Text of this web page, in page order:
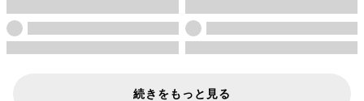
続きをもっと見る